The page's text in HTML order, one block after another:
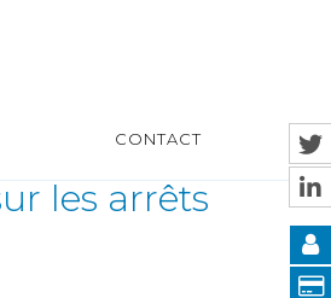
CONTACT
les arrêts